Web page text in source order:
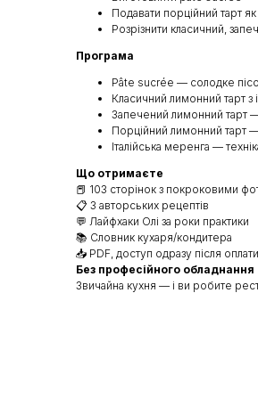
Подавати порційний тарт
Розрізнити класичний,
Програма
Pâte sucrée — солодке
Класичний лимонний тарт
Запечений лимонний тарт
Порційний лимонний тарт
Італійська меренга —
Що отримаєте
📕 103 сторінок з покроковими
📋 3 авторських рецептів
💬 Лайфхаки Олі за роки практики
📚 Словник кухаря/кондитера
📥 PDF, доступ одразу після оплати
Без професійного обладнання
Звичайна кухня — і ви робите